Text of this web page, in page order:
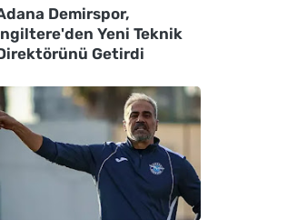
Demirspor,
Yeni Teknik
Getirdi